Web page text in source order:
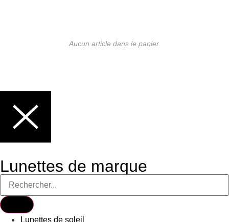
Aucun article dans le panier.
Lunettes de marque
Lunettes de soleil